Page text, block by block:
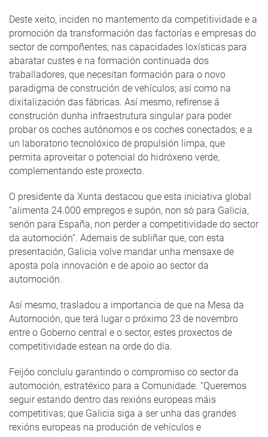
Deste xeito, inciden no mantemento da competitividade e a
promoción da transformación das factorías e empresas do
sector de compoñentes; nas capacidades loxísticas para
abaratar custes e na formación continuada dos
traballadores, que necesitan formación para o novo
paradigma de construción de vehículos; así como na
dixitalización das fábricas. Así mesmo, refírense á
construción dunha infraestrutura singular para poder
probar os coches autónomos e os coches conectados; e a
un laboratorio tecnolóxico de propulsión limpa, que
permita aproveitar o potencial do hidróxeno verde,
complementando este proxecto.
O presidente da Xunta destacou que esta iniciativa global
“alimenta 24.000 empregos e supón, non só para Galicia,
senón para España, non perder a competitividade do sector
da automoción”. Ademais de subliñar que, con esta
presentación, Galicia volve mandar unha mensaxe de
aposta pola innovación e de apoio ao sector da
automoción.
Así mesmo, trasladou a importancia de que na Mesa da
Automoción, que terá lugar o próximo 23 de novembro
entre o Goberno central e o sector, estes proxectos de
competitividade estean na orde do día.
Feijóo concluíu garantindo o compromiso co sector da
automoción, estratéxico para a Comunidade. “Queremos
seguir estando dentro das rexións europeas máis
competitivas; que Galicia siga a ser unha das grandes
rexións europeas na produción de vehículos e